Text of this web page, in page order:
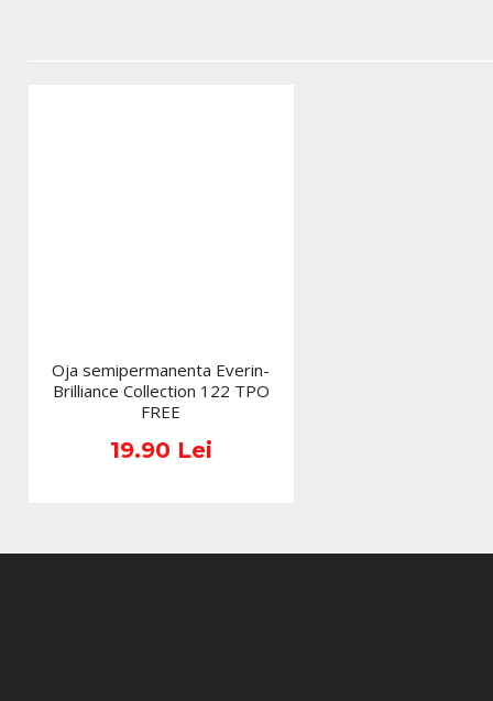
Oja semipermanenta Everin-
Brilliance Collection 122 TPO
FREE
19.90 Lei